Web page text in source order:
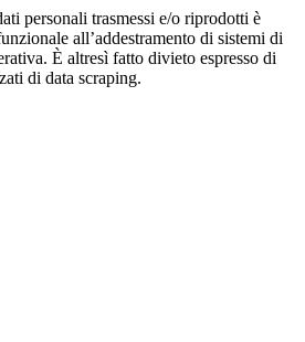
personali trasmessi e/o riprodotti è
all’addestramento di sistemi di
È altresì fatto divieto espresso di
di data scraping.